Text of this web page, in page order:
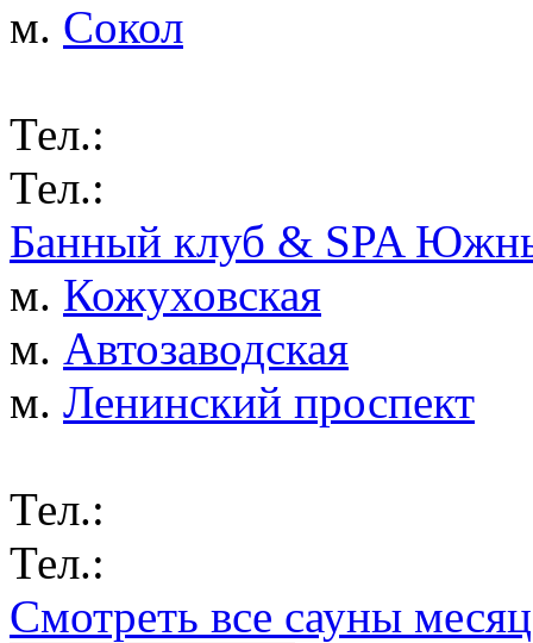
м. Сокол
Тел.:
Тел.:
Банный клуб & SPA
м. Кожуховская
м. Автозаводская
м. Ленинский проспект
Тел.:
Тел.:
Смотреть все сауны